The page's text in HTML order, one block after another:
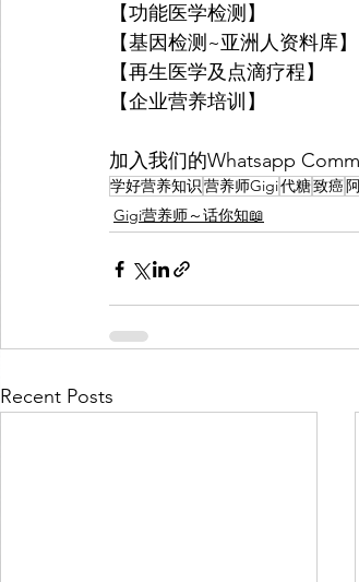
【功能医学检测】
【基因检测~亚洲人资料库】
【再生医学及点滴疗程】
【企业营养培训】
加入我们的Whatsapp
学好营养知识营养师Gigi代糖致癌
Gigi营养师～话你知📖
Recent Posts